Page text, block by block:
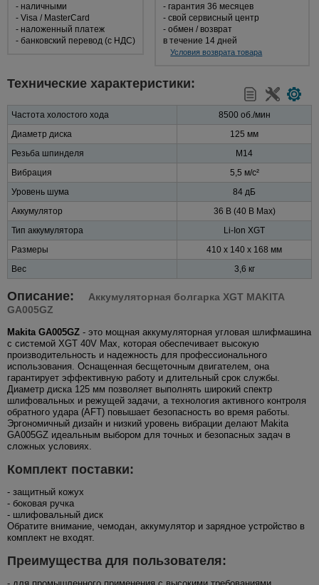
- наличными
- Visa / MasterCard
- наложенный платеж
- банковский перевод (с НДС)
- гарантия 36 месяцев
- свой сервисный центр
- обмен / возврат
в течение 14 дней
Условия возврата товара
Технические характеристики:
Частота холостого хода
8500 об./мин
Диаметр диска
125 мм
Резьба шпинделя
M14
Вибрация
5,5 м/с²
Уровень шума
84 дБ
Аккумулятор
36 В (40 В Max)
Тип аккумулятора
Li-Ion XGT
Размеры
410 x 140 x 168 мм
Вес
3,6 кг
Описание:
Аккумуляторная болгарка XGT MAKITA
GA005GZ
Makita GA005GZ - это мощная аккумуляторная угловая шлифмашина
с системой XGT 40V Max, которая обеспечивает высокую
производительность и надежность для профессионального
использования. Оснащенная бесщеточным двигателем, она
гарантирует эффективную работу и длительный срок службы.
Диаметр диска 125 мм позволяет выполнять широкий спектр
шлифовальных и режущей задачи, а технология активного контроля
обратного удара (AFT) повышает безопасность во время работы.
Эргономичный дизайн и низкий уровень вибрации делают Makita
GA005GZ идеальным выбором для точных и безопасных задач в
сложных условиях.
Комплект поставки:
- защитный кожух
- боковая ручка
- шлифовальный диск
Обратите внимание, чемодан, аккумулятор и зарядное устройство в
комплект не входят.
Преимущества для пользователя: